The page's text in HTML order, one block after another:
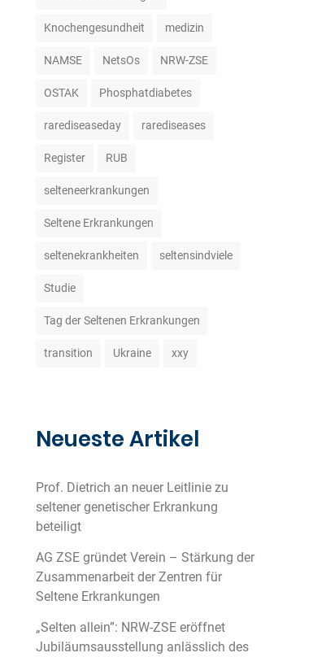
Knochengesundheit medizin
NAMSE NetsOs NRW-ZSE
OSTAK Phosphatdiabetes
rarediseaseday rarediseases
Register RUB
selteneerkrankungen
Seltene Erkrankungen
seltenekrankheiten seltensindviele
Studie
Tag der Seltenen Erkrankungen
transition Ukraine xxy
Neueste Artikel
Prof. Dietrich an neuer Leitlinie zu
seltener genetischer Erkrankung
beteiligt
AG ZSE gründet Verein – Stärkung der
Zusammenarbeit der Zentren für
Seltene Erkrankungen
„Selten allein”: NRW-ZSE eröffnet
Jubiläumsausstellung anlässlich des